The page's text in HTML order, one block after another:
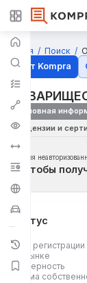
Главная Поиск
Отчёт Kompra
Основная
Лицензии и
Для
Чтобы
Статус
Дата регистрации
На рынке
Размерность
Форма